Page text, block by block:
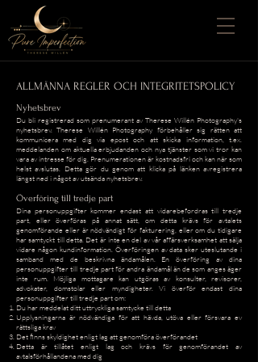
ALLMÄNNA REGLER OCH INTEGRITETSPOLICY
Nyhetsbrev
Du bli registrerad som prenumerant av Therese Willén Photography's
nyhetsbrev. Therese Willén Photography förbehåller sig rätten att
kommunicera med dig via epost och att skicka information, t.ex.
meddelanden om aktuella erbjudanden och nya tjänster som vi tror kan
vara av intresse för dig. Prenumerationen är kostnadsfri och kan när som
helst avslutas. Detta gör du genom att klicka på länken avregistrera
längst ned i något av utsända nyhetsbrev.
Överföring till tredje part
Dina personuppgifter kommer endast att vidarebefordras till tredje
part, eller överföras på annat sätt, om detta krävs för avtalets
genomförande eller är nödvändigt för fakturering, eller om du tidigare
har samtyckt till detta. Det är inte en del av vår affärsverksamhet att sälja
vidare någon kundinformation. Överföringen av data sker uteslutande i
samband med de beskrivna ändamålen. En överföring av dina
personuppgifter till tredje part för andra ändamål än de som anges äger
inte rum. Möjliga mottagare kan utgöras av konsulter, revisorer,
advokater, domstolar eller myndigheter. Vi överför endast dina
personuppgifter till tredje part om:
Du har meddelat ditt uttryckliga samtycke till detta
Upplysningarna är nödvändiga för att hävda, utöva eller försvara ev
rättsliga krav
Det finns skyldighet enligt lag att genomföra överförandet
Detta är tillåtet enligt lag och krävs för genomförandet av
avtalsförhållandena med dig